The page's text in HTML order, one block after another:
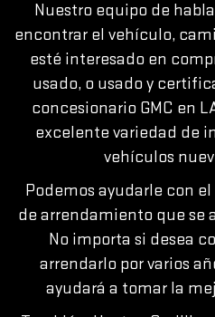
Nuestro equipo de
encontrar el vehículo,
esté interesado en
usado, o usado y
concesionario GMC en
excelente variedad de
vehículos
Podemos ayudarle con
de arrendamiento que se
No importa si desea
arrendarlo por varios
ayudará a tomar la